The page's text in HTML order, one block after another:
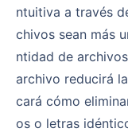
ntuitiva a través
chivos sean más
ntidad de
archivo reducirá
cará cómo
os o letras